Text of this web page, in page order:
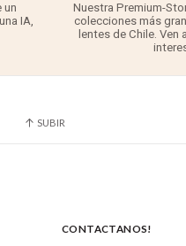
un
IA,
Nuestra Premium-
colecciones más
lentes de Chile. Ven
SUBIR
CONTACTANOS!